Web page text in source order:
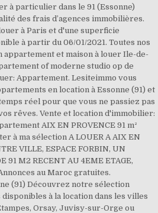
à particulier dans le 91 (Essonne)
des frais d’agences immobilières.
à Paris et d'une superficie
à partir du 06/01/2021. Toutes nos
appartement et maison à louer Ile-de-
of moderne studio op de
Appartement. Lesiteimmo vous
en location à Essonne (91) et
réel pour que vous ne passiez pas
rêves. Vente et location d'immobilier:
AIX EN PROVENCE 91 m²
à ma sélection A LOUER A AIX EN
VILLE, ESPACE FORBIN, UN
91 M2 RECENT AU 4EME ETAGE,
au Maroc gratuites.
(91) Découvrez notre sélection
disponibles à la location dans les villes
Orsay, Juvisy-sur-Orge ou